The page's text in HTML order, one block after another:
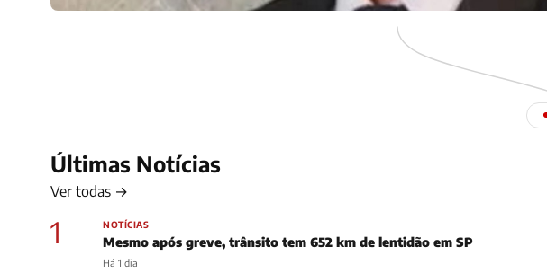
Últimas Notícias
Ver todas →
1 NOTÍCIAS
Mesmo após greve, trânsito tem 652 km de lentidão em SP
Há 1 dia